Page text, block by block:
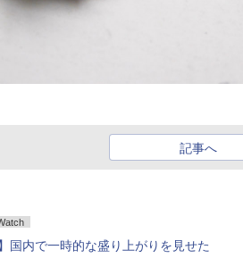
記事へ
国内で一時的な盛り上がりを見せた